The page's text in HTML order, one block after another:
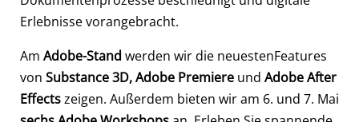
Erlebnisse vorangebracht.
Am Adobe-Stand werden wir die neuestenFeatures
von Substance 3D, Adobe Premiere und Adobe After
Effectszeigen. Außerdem bieten wir am 6. und 7. Mai